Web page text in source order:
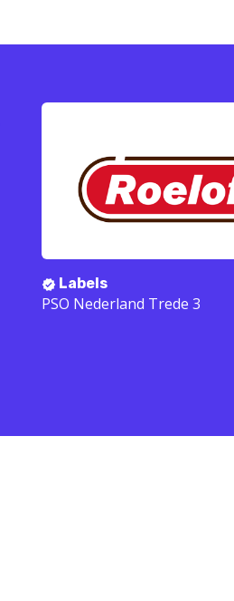
Labels
PSO Nederland Trede 3